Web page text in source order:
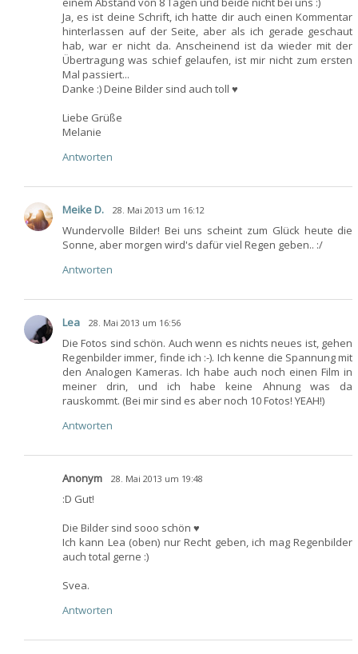
Ja, es ist deine Schrift, ich hatte dir auch einen Kommentar
hinterlassen auf der Seite, aber als ich gerade geschaut
hab, war er nicht da. Anscheinend ist da wieder mit der
Übertragung was schief gelaufen, ist mir nicht zum ersten
Mal passiert...
Danke :) Deine Bilder sind auch toll ♥
Liebe Grüße
Melanie
Antworten
Meike D. 28. Mai 2013 um 16:12
Wundervolle Bilder! Bei uns scheint zum Glück heute die
Sonne, aber morgen wird's dafür viel Regen geben.. :/
Antworten
Lea 28. Mai 2013 um 16:56
Die Fotos sind schön. Auch wenn es nichts neues ist, gehen
Regenbilder immer, finde ich :-). Ich kenne die Spannung mit
den Analogen Kameras. Ich habe auch noch einen Film in
meiner drin, und ich habe keine Ahnung was da
rauskommt. (Bei mir sind es aber noch 10 Fotos! YEAH!)
Antworten
Anonym 28. Mai 2013 um 19:48
:D Gut!
Die Bilder sind sooo schön ♥
Ich kann Lea (oben) nur Recht geben, ich mag Regenbilder
auch total gerne :)
Svea.
Antworten